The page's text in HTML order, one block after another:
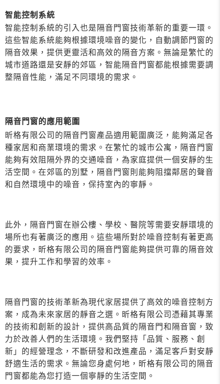
智能控制系統
智能控制系統的引入也是隔音門窗技術革新的重要一環。
這些智能系統能夠根據環境噪音的變化，自動調節門窗的
隔音效果，提供更靈活和高效的隔音方案。無論是繁忙的
城市道路還是安靜的郊區，智能隔音門窗都能根據需要調
整隔音性能，滿足不同環境的需求。
隔音門窗的應用範圍
昕格有限公司的隔音門窗產品適用範圍廣泛，能夠滿足各
種家居和商業環境的需求。在繁忙的城市公寓，隔音門窗
能夠有效阻隔外界的交通噪音，為家庭提供一個安靜的生
活空間。在郊區的別墅，隔音門窗則能夠阻擋鄰居的聲音
和自然環境中的噪音，保持室內的寧靜。
此外，隔音門窗在辦公樓、學校、醫院等需要安靜環境的
場所也有著廣泛的應用。這些場所對於噪音控制有著更高
的要求，昕格有限公司的隔音門窗能夠提供可靠的隔音效
果，提升工作和學習的效率。
隔音門窗的技術革新為現代家居提供了高效的噪音控制方
案，成為未來家居的靜音之選。昕格有限公司憑藉其專業
的技術和創新的設計，提供高品質的隔音門和隔音窗，致
力於改善人們的生活環境。我們堅持「品質、服務、創
新」的經營理念，不斷研發和改進產品，滿足客戶對安靜
舒適生活的需求。無論您身處何地，昕格有限公司的隔音
門窗都能為您打造一個寧靜的生活空間。